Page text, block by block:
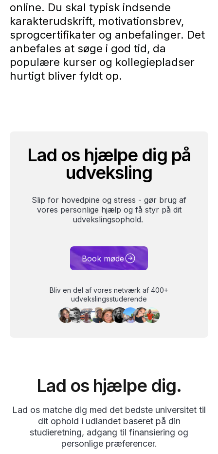
online. Du skal typisk indsende
karakterudskrift, motivationsbrev,
sprogcertifikater og anbefalinger. Det
anbefales at søge i god tid, da
populære kurser og kollegiepladser
hurtigt bliver fyldt op.
Lad os hjælpe dig på
udveksling
Slip for hovedpine og stress - gør brug af
vores personlige hjælp og få styr på dit
udvekslingsophold.
Book møde
Bliv en del af vores netværk af 400+
udvekslingsstuderende
Lad os hjælpe dig.
Lad os matche dig med det bedste universitet til
dit ophold i udlandet baseret på din
studieretning, adgang til finansiering og
personlige præferencer.